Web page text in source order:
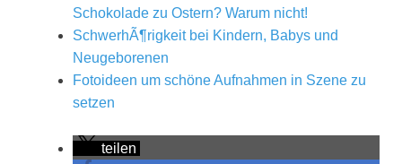
Schokolade zu Ostern? Warum nicht!
SchwerhÃ¶rigkeit bei Kindern, Babys und
Neugeborenen
Fotoideen um schöne Aufnahmen in Szene zu
setzen
teilen